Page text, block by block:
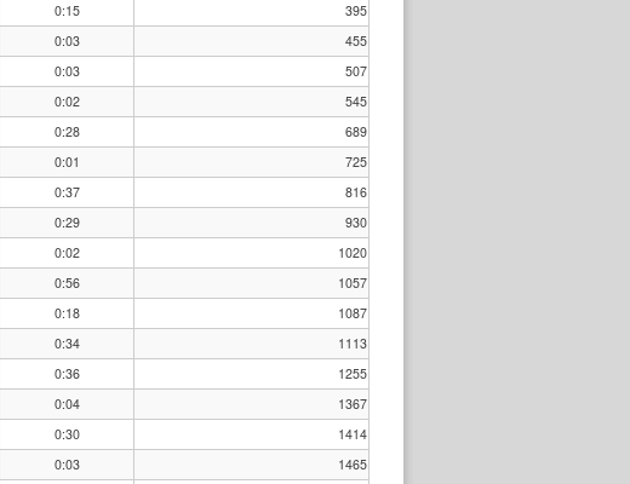
0:15 395
0:03 455
0:03 507
0:02 545
0:28 689
0:01 725
0:37 816
0:29 930
0:02 1020
0:56 1057
0:18 1087
0:34 1113
0:36 1255
0:04 1367
0:30 1414
0:03 1465